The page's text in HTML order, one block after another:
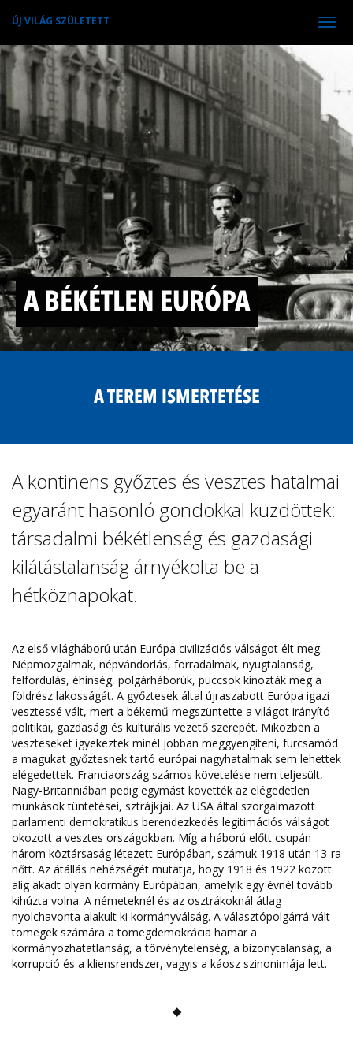
ÚJ VILÁG SZÜLETETT
A BÉKÉTLEN EURÓPA
A TEREM ISMERTETÉSE
A kontinens győztes és vesztes hatalmai
egyaránt hasonló gondokkal küzdöttek:
társadalmi békétlenség és gazdasági
kilátástalanság árnyékolta be a
hétköznapokat.
Az első világháború után Európa civilizációs válságot élt meg.
Népmozgalmak, népvándorlás, forradalmak, nyugtalanság,
felfordulás, éhínség, polgárháborúk, puccsok kínozták meg a
földrész lakosságát. A győztesek által újraszabott Európa igazi
vesztessé vált, mert a békemű megszüntette a világot irányító
politikai, gazdasági és kulturális vezető szerepét. Miközben a
veszteseket igyekeztek minél jobban meggyengíteni, furcsamód
a magukat győztesnek tartó európai nagyhatalmak sem lehettek
elégedettek. Franciaország számos követelése nem teljesült,
Nagy-Britanniában pedig egymást követték az elégedetlen
munkások tüntetései, sztrájkjai. Az USA által szorgalmazott
parlamenti demokratikus berendezkedés legitimációs válságot
okozott a vesztes országokban. Míg a háború előtt csupán
három köztársaság létezett Európában, számuk 1918 után 13-ra
nőtt. Az átállás nehézségét mutatja, hogy 1918 és 1922 között
alig akadt olyan kormány Európában, amelyik egy évnél tovább
kihúzta volna. A németeknél és az osztrákoknál átlag
nyolchavonta alakult ki kormányválság. A választópolgárrá vált
tömegek számára a tömegdemokrácia hamar a
kormányozhatatlanság, a törvénytelenség, a bizonytalanság, a
korrupció és a kliensrendszer, vagyis a káosz szinonimája lett.
◆